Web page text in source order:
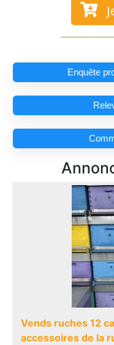
Enquête
Vends ruches 12
accessoires de la